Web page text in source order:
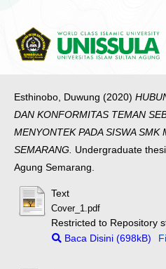
Esthinobo, Duwung (2020)
DAN KONFORMITAS TEMAN
MENYONTEK PADA SISWA SMK
SEMARANG. Undergraduate
Agung Semarang.
Text
Cover_1.pdf
Restricted to Repository
Baca Disini (698kB)